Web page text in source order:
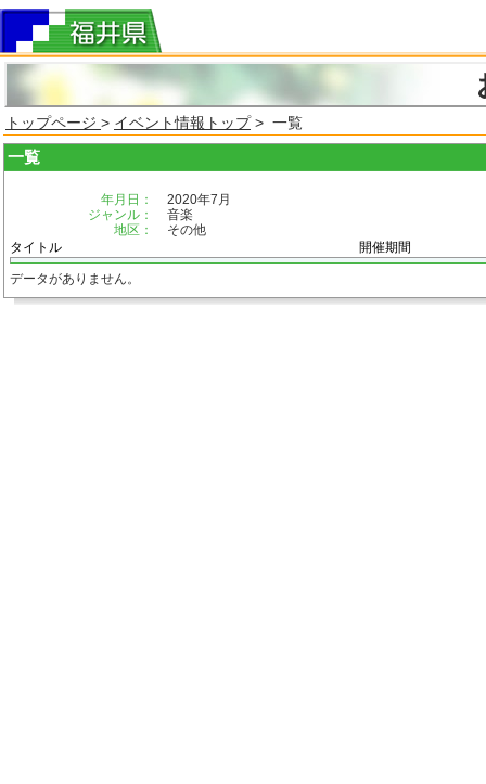
トップページ > イベント情報トップ> 一覧
一覧
年月日：
2020年7月
ジャンル：
音楽
地区：
その他
タイトル
開催期間
データがありません。